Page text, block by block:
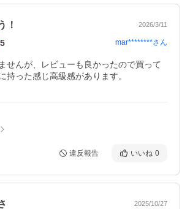
！ 2026/3/11
5 mar********さん
せんが、レビューも良かったので買って
持った感じ高級感があります。
違反報告 いいね 0
2025/10/27